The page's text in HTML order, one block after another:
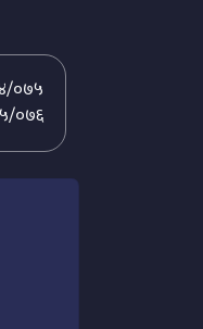
०७५
०७६